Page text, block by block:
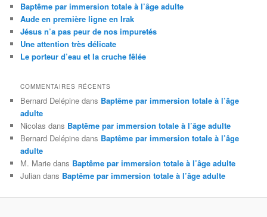
Baptême par immersion totale à l’âge adulte
Aude en première ligne en Irak
Jésus n’a pas peur de nos impuretés
Une attention très délicate
Le porteur d’eau et la cruche fêlée
COMMENTAIRES RÉCENTS
Bernard Delépine dans Baptême par immersion totale à l’âge
adulte
Nicolas dans Baptême par immersion totale à l’âge adulte
Bernard Delépine dans Baptême par immersion totale à l’âge
adulte
M. Marie dans Baptême par immersion totale à l’âge adulte
Julian dans Baptême par immersion totale à l’âge adulte